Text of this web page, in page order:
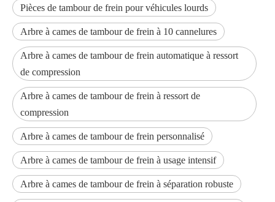
Pièces de tambour de frein pour véhicules lourds
Arbre à cames de tambour de frein à 10 cannelures
Arbre à cames de tambour de frein automatique à ressort
de compression
Arbre à cames de tambour de frein à ressort de
compression
Arbre à cames de tambour de frein personnalisé
Arbre à cames de tambour de frein à usage intensif
Arbre à cames de tambour de frein à séparation robuste